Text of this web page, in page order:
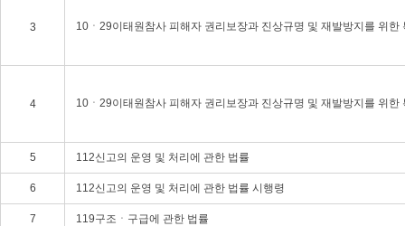
3 10ㆍ29이태원참사 피해자 권리보장과 진상규명 및 재발방지를 위한
4 10ㆍ29이태원참사 피해자 권리보장과 진상규명 및 재발방지를 위한
5 112신고의 운영 및 처리에 관한 법률
6 112신고의 운영 및 처리에 관한 법률 시행령
7 119구조ㆍ구급에 관한 법률